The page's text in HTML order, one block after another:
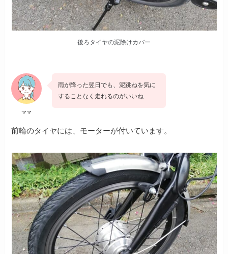
後ろタイヤの泥除けカバー
ママ
雨が降った翌日でも、泥跳ねを気に
することなく走れるのがいいね
前輪のタイヤには、モーターが付いています。